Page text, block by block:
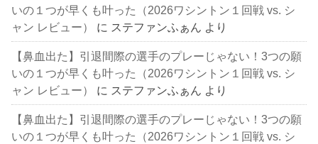
いの１つが早くも叶った（2026ワシントン１回戦 vs. シ
ャン レビュー）
に ステファンふぁん より
【鼻血出た】引退間際の選手のプレーじゃない！3つの願
いの１つが早くも叶った（2026ワシントン１回戦 vs. シ
ャン レビュー）
に ステファンふぁん より
【鼻血出た】引退間際の選手のプレーじゃない！3つの願
いの１つが早くも叶った（2026ワシントン１回戦 vs. シ